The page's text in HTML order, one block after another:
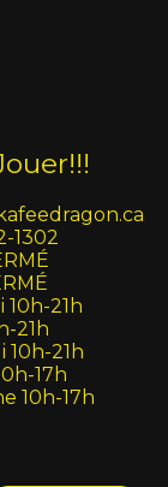
1302
10h-21h
21h
10h-21h
17h
10h-17h